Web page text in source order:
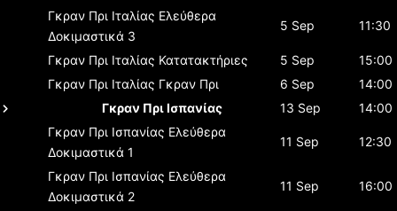
Γκραν Πρι Ιταλίας Ελεύθερα
Δοκιμαστικά 3
5 Sep 11:30
Γκραν Πρι Ιταλίας Κατατακτήριες 5 Sep
15:00
Γκραν Πρι Ιταλίας Γκραν Πρι 6 Sep
14:00
Γκραν Πρι Ισπανίας
13 Sep
14:00
Γκραν Πρι Ισπανίας Ελεύθερα
Δοκιμαστικά 1
11 Sep 12:30
Γκραν Πρι Ισπανίας Ελεύθερα
Δοκιμαστικά 2
11 Sep 16:00